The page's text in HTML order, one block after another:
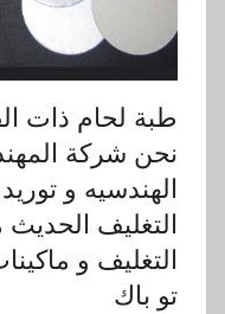
طبة لحام ذات
نحن شركة
الهندسيه و
التغليف
التغليف و
تو باك